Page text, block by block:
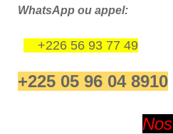
WhatsApp ou appel:
+226 56 93 77 49
+225 05 96 04 8910
Nos